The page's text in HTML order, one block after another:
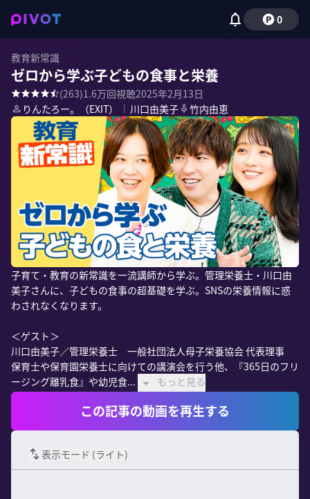
0
教育新常識
ゼロから学ぶ子どもの食事と栄養
(263)1.6万回視聴2025年2月13日
りんたろー。（EXIT）
｜ 川口由美子 竹内由恵
子育て・教育の新常識を一流講師から学ぶ。管理栄養士・川口由
美子さんに、子どもの食事の超基礎を学ぶ。SNSの栄養情報に惑
わされなくなります。
＜ゲスト＞
川口由美子／管理栄養士　一般社団法人母子栄養協会 代表理事
保育士や保育園栄養士に向けての講演会を行う他、『365日のフリ
ージング離乳食』や幼児食...
もっと見る
この記事の動画を再生する
表示モード (ライト)